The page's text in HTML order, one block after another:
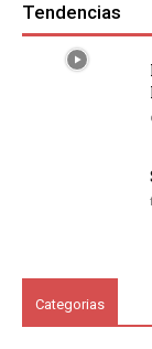
Tendencias
Categorias